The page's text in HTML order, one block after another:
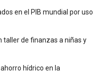
en el PIB mundial por uso
taller de finanzas a niñas y
hídrico en la